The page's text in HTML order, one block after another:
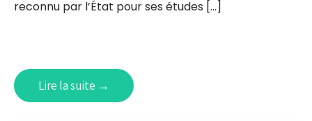
reconnu par l’État pour ses études […]
Lire la suite →